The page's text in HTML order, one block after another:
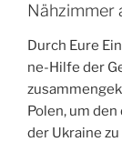
Nähzimmer
Durch Eure
ne-Hil­fe der
Polen, um
der Ukrai­ne